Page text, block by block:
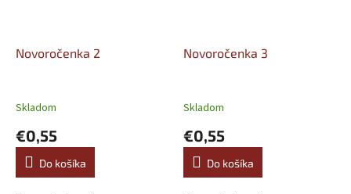
Novoročenka 2
Skladom
€0,55
Do košíka
Novoročenka 3
Skladom
€0,55
Do košíka